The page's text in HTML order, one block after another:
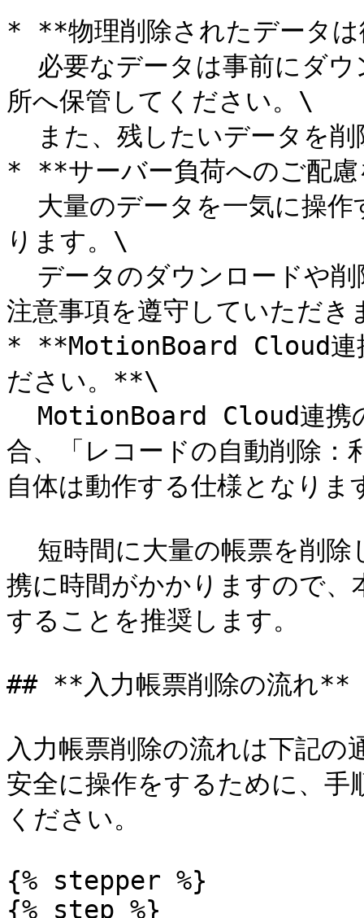
* **物理削除されたデータ
所へ保管してください。\
* **サーバー負荷へのご配
ります。\
注意事項を遵守していただ
* **MotionBoard Cloud連携
ださい。**\
合、「レコードの自動削除：
自体は動作する仕様となりま
携に時間がかかりますので、
することを推奨します。
## **入力帳票削除の流れ**
入力帳票削除の流れは下記
安全に操作をするために、手
ください。
{% stepper %}
{% step %}